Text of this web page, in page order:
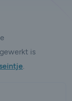
is
.